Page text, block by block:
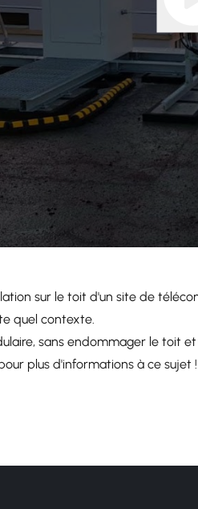
sur le toit d'un site de
quel contexte.
sans endommager le toit
plus d'informations à ce sujet !